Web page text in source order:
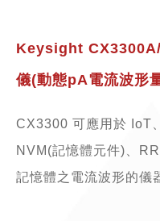
Keysight
儀(動態pA電流波形
CX3300 可應用於 IoT
NVM(記憶體元件)、
記憶體之電流波形的儀